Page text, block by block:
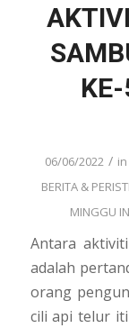
06/06/2022 / in
BERITA &
MINGGU
Antara
adalah
orang
cili api telur